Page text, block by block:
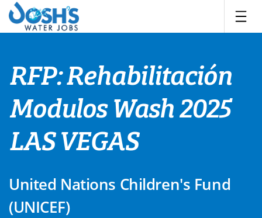
Skip
content
RFP: Rehabilitación
Modulos Wash 2025
LAS VEGAS
United Nations Children's Fund
(UNICEF)